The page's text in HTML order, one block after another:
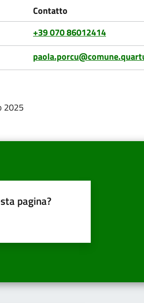
Contatto
+39 070 86012414
2025
pagina?